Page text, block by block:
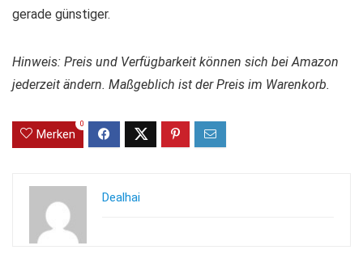
gerade günstiger.
Hinweis: Preis und Verfügbarkeit können sich bei Amazon
jederzeit ändern. Maßgeblich ist der Preis im Warenkorb.
Merken
0
Dealhai